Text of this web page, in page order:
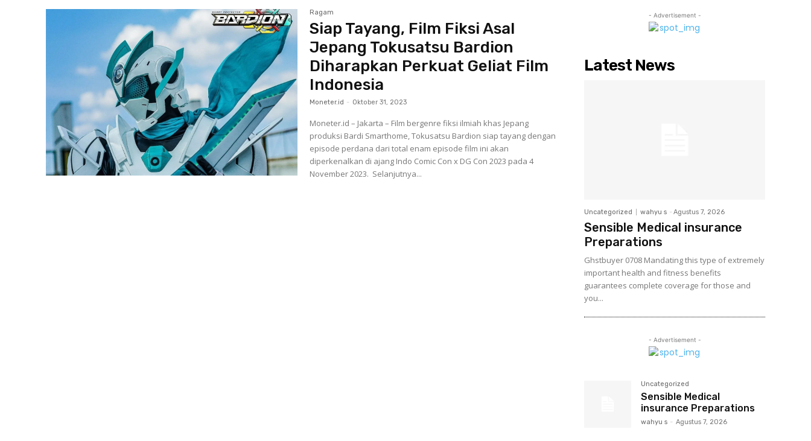
Ragam
Siap Tayang, Film Fiksi Asal
Jepang Tokusatsu Bardion
Diharapkan Perkuat Geliat Film
Indonesia
Moneter.id - Oktober 31, 2023
Moneter.id – Jakarta – Film bergenre fiksi ilmiah khas Jepang
produksi Bardi Smarthome, Tokusatsu Bardion siap tayang dengan
episode perdana dari total enam episode film ini akan
diperkenalkan di ajang Indo Comic Con x DG Con 2023 pada 4
November 2023. Selanjutnya...
- Advertisement -
Latest News
Uncategorized wahyu s - Agustus 7, 2026
Sensible Medical insurance
Preparations
Ghstbuyer 0708 Mandating this type of extremely
important health and fitness benefits
guarantees complete coverage for those and
you...
- Advertisement -
Uncategorized
Sensible Medical
insurance Preparations
wahyu s - Agustus 7, 2026